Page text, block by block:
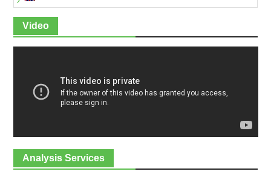
Video
Analysis Services